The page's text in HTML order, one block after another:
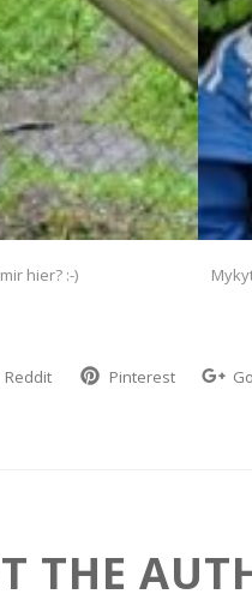
hier? :-)
Reddit Pinterest
THE